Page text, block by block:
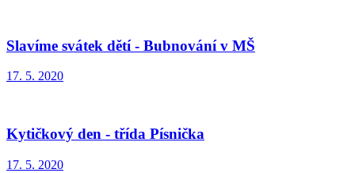
Slavíme svátek dětí - Bubnování v MŠ
17. 5. 2020
Kytičkový den - třída Písnička
17. 5. 2020